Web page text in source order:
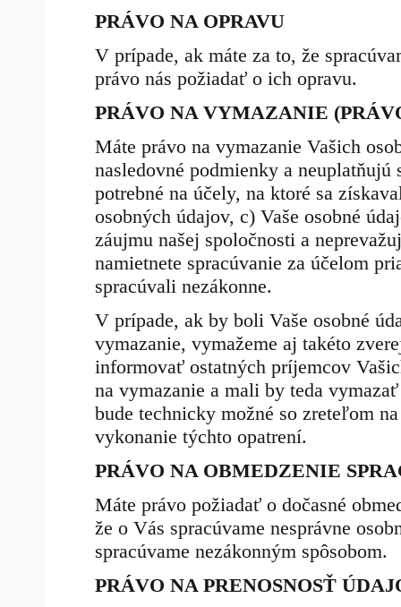
PRÁVO NA OPRAVU
V prípade, ak máte za to, že
právo nás požiadať o ich opravu.
PRÁVO NA VYMAZANIE
Máte právo na vymazanie Vašich
nasledovné podmienky a
potrebné na účely, na ktoré sa
osobných údajov, c) Vaše osobné
záujmu našej spoločnosti a
namietnete spracúvanie za účelom
spracúvali nezákonne.
V prípade, ak by boli Vaše osobné
vymazanie, vymažeme aj takéto
informovať ostatných príjemcov
na vymazanie a mali by teda
bude technicky možné so zreteľom
vykonanie týchto opatrení.
PRÁVO NA OBMEDZENIE
Máte právo požiadať o dočasné
že o Vás spracúvame nesprávne
spracúvame nezákonným spôsobom.
PRÁVO NA PRENOSNOSŤ